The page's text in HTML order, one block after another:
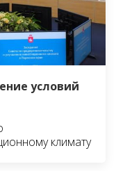
условий
климату